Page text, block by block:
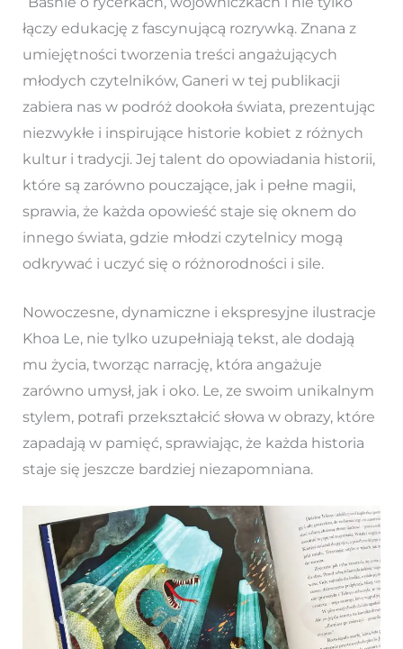
łączy edukację z fascynującą rozrywką. Znana z
umiejętności tworzenia treści angażujących
młodych czytelników, Ganeri w tej publikacji
zabiera nas w podróż dookoła świata, prezentując
niezwykłe i inspirujące historie kobiet z różnych
kultur i tradycji. Jej talent do opowiadania historii,
które są zarówno pouczające, jak i pełne magii,
sprawia, że każda opowieść staje się oknem do
innego świata, gdzie młodzi czytelnicy mogą
odkrywać i uczyć się o różnorodności i sile.
Nowoczesne, dynamiczne i ekspresyjne ilustracje
Khoa Le, nie tylko uzupełniają tekst, ale dodają
mu życia, tworząc narrację, która angażuje
zarówno umysł, jak i oko. Le, ze swoim unikalnym
stylem, potrafi przekształcić słowa w obrazy, które
zapadają w pamięć, sprawiając, że każda historia
staje się jeszcze bardziej niezapomniana.